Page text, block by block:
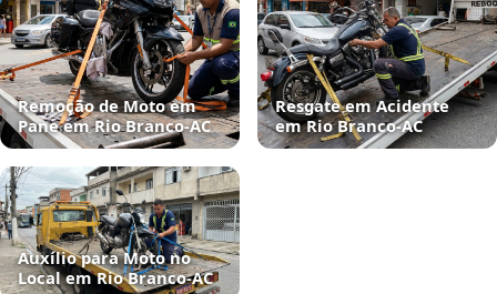
Remoção de Moto em
Pane em Rio Branco‑AC
Resgate em Acidente
em Rio Branco‑AC
Auxílio para Moto no
Local em Rio Branco‑AC